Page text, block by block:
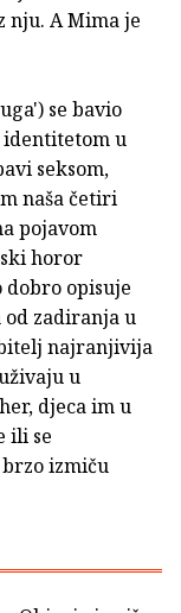
nju. A Mima je
se bavio
u
seksom,
naša četiri
pojavom
horor
opisuje
od zadiranja u
najranjivija
u
djeca im u
ili se
izmiču